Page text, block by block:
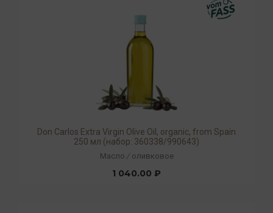
Don Carlos Extra Virgin Olive Oil, organic, from Spain
250 мл (набор: 360338/990643)
Масло / оливковое
1 040.00 ₽